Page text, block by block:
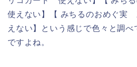
使えない】【 みちるのおめぐ
えない】という感じで色々と調べ
ですよね。